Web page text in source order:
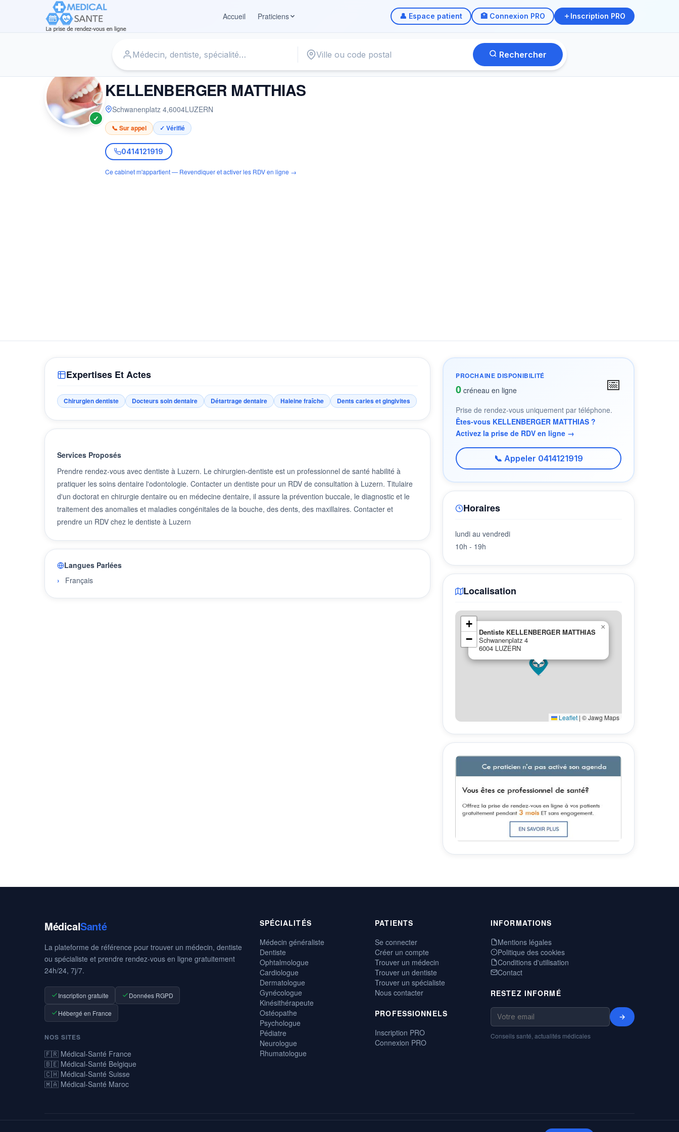
Accueil
Praticiens 👤 Espace patient 🏥 Connexion PRO Inscription PRO
Rechercher
✓
DENTISTE
KELLENBERGER MATTHIAS
Schwanenplatz 4,6004LUZERN
📞 Sur appel ✓ Vérifié
0414121919
Ce cabinet m'appartient — Revendiquer et activer les RDV en ligne →
Expertises Et Actes
Chirurgien dentiste Docteurs soin dentaire Détartrage dentaire Haleine fraîche Dents caries et gingivites
Services Proposés
Prendre rendez-vous avec dentiste à Luzern. Le chirurgien-dentiste est un professionnel de santé habilité à
pratiquer les soins dentaire l'odontologie. Contacter un dentiste pour un RDV de consultation à Luzern. Titulaire
d'un doctorat en chirurgie dentaire ou en médecine dentaire, il assure la prévention buccale, le diagnostic et le
traitement des anomalies et maladies congénitales de la bouche, des dents, des maxillaires. Contacter et
prendre un RDV chez le dentiste à Luzern
Langues Parlées
Français
PROCHAINE DISPONIBILITÉ
0 créneau en ligne 📅
Prise de rendez-vous uniquement par téléphone.
Êtes-vous KELLENBERGER MATTHIAS ?
Activez la prise de RDV en ligne →
📞 Appeler 0414121919
Horaires
lundi au vendredi
10h - 19h
Localisation
Dentiste KELLENBERGER MATTHIAS
Schwanenplatz 4
6004 LUZERN
×
+
−
Leaflet | © Jawg Maps
MédicalSanté
La plateforme de référence pour trouver un médecin, dentiste
ou spécialiste et prendre rendez-vous en ligne gratuitement
24h/24, 7j/7.
Inscription gratuite Données RGPD
Hébergé en France
NOS SITES
🇫🇷 Médical-Santé France
🇧🇪 Médical-Santé Belgique
🇨🇭 Médical-Santé Suisse
🇲🇦 Médical-Santé Maroc
SPÉCIALITÉS
Médecin généraliste
Dentiste
Ophtalmologue
Cardiologue
Dermatologue
Gynécologue
Kinésithérapeute
Ostéopathe
Psychologue
Pédiatre
Neurologue
Rhumatologue
PATIENTS
Se connecter
Créer un compte
Trouver un médecin
Trouver un dentiste
Trouver un spécialiste
Nous contacter
PROFESSIONNELS
Inscription PRO
Connexion PRO
INFORMATIONS
Mentions légales
Politique des cookies
Conditions d'utilisation
Contact
RESTEZ INFORMÉ
→
Conseils santé, actualités médicales